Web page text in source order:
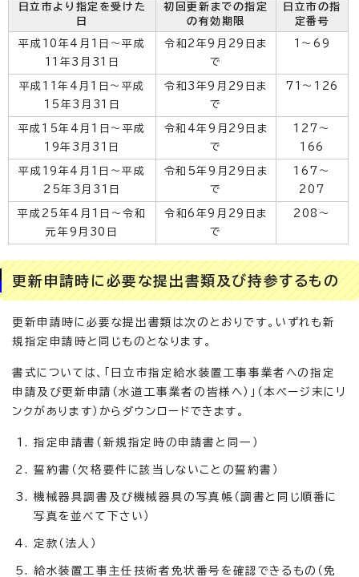
日立市より指定を受けた
日
初回更新までの指定
の有効期限
日立市の指
定番号
平成10年4月1日～平成
11年3月31日
令和2年9月29日ま
で
1～69
平成11年4月1日～平成
15年3月31日
令和3年9月29日ま
で
71～126
平成15年4月1日～平成
19年3月31日
令和4年9月29日ま
で
127～
166
平成19年4月1日～平成
25年3月31日
令和5年9月29日ま
で
167～
207
平成25年4月1日～令和
元年9月30日
令和6年9月29日ま
で
208～
更新申請時に必要な提出書類及び持参するもの
更新申請時に必要な提出書類は次のとおりです。いずれも新
規指定申請時と同じものとなります。
書式については、「日立市指定給水装置工事事業者への指定
申請及び更新申請（水道工事業者の皆様へ）」（本ページ末にリ
ンクがあります）からダウンロードできます。
指定申請書（新規指定時の申請書と同一）
誓約書（欠格要件に該当しないことの誓約書）
機械器具調書及び機械器具の写真帳（調書と同じ順番に
写真を並べて下さい）
定款（法人）
給水装置工事主任技術者免状番号を確認できるもの（免